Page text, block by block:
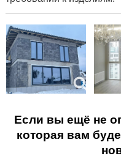
Если вы ещё не
которая вам